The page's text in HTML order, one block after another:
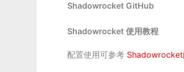
Shadowrocket GitHub
Shadowrocket 使用教程
配置使用可参考 Shadowrocket